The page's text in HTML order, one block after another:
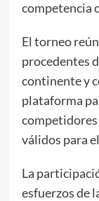
competencia
El torneo
procedentes
continente y
plataforma
competidores
válidos para
La
esfuerzos de